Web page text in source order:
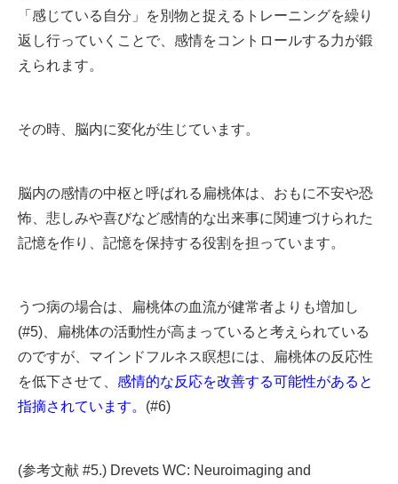
「感じている自分」を別物と捉えるトレーニングを繰り
返し行っていくことで、感情をコントロールする力が鍛
えられます。
その時、脳内に変化が生じています。
脳内の感情の中枢と呼ばれる扁桃体は、おもに不安や恐
怖、悲しみや喜びなど感情的な出来事に関連づけられた
記憶を作り、記憶を保持する役割を担っています。
うつ病の場合は、扁桃体の血流が健常者よりも増加し
(#5)、扁桃体の活動性が高まっていると考えられている
のですが、マインドフルネス瞑想には、扁桃体の反応性
を低下させて、 感情的な反応を改善する可能性があると
指摘されています。 (#6)
(参考文献 #5.) Drevets WC: Neuroimaging and